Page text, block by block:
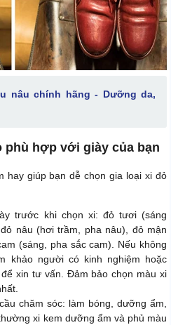
nâu chính hãng - Dưỡng da,
phù hợp với giày của bạn
hay giúp bạn dễ chọn gia loại xi đỏ
trước khi chọn xi: đỏ tươi (sáng
nâu (hơi trầm, pha nâu), đỏ mận
(sáng, pha sắc cam). Nếu không
khảo người có kinh nghiệm hoặc
xin tư vấn. Đảm bảo chọn màu xi
chăm sóc: làm bóng, dưỡng ẩm,
xi kem dưỡng ẩm và phủ màu